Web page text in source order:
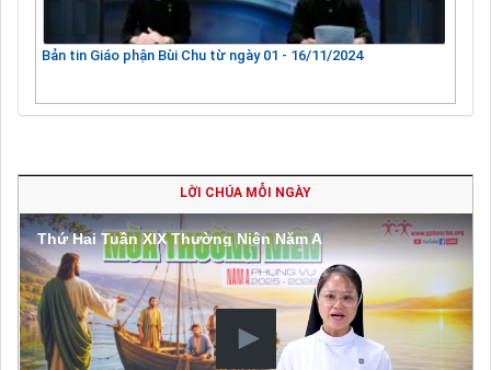
Bản tin Giáo phận Bùi Chu từ ngày 01 - 16/11/2024
LỜI CHÚA MỖI NGÀY
Thứ Hai Tuần XIX Thường Niên Năm A